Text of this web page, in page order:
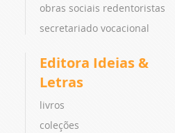
obras sociais redentoristas
secretariado vocacional
Editora Ideias &
Letras
livros
coleções